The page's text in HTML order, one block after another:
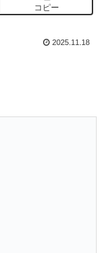
コピー
2025.11.18